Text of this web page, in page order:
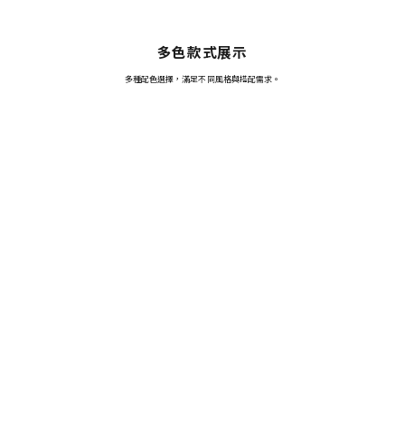
多色款式展示
多種配色選擇，滿足不同風格與搭配需求。